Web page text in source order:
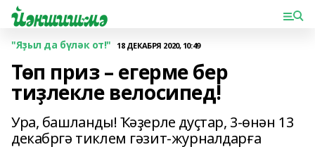
"Яҙыл да бүләк от!" 18 ДЕКАБРЯ 2020, 10:49
Төп приз – егерме бер
тиҙлекле велосипед!
Ура, башланды! Ҡәҙерле дуҫтар, 3-өнән 13
декабргә тиклем гәзит-журналдарға